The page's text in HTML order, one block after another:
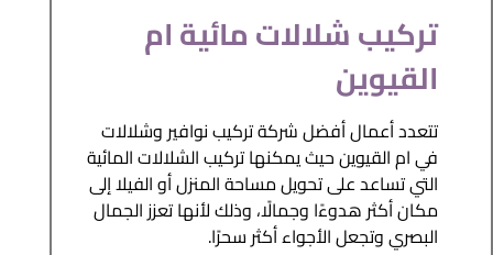
تركيب شلالات مائية ام
القيوين
تتعدد أعمال أفضل شركة تركيب نوافير وشلالات
في ام القيوين حيث يمكنها تركيب الشلالات المائية
التي تساعد على تحويل مساحة المنزل أو الفيلا إلى
مكان أكثر هدوءًا وجمالًا، وذلك لأنها تعزز الجمال
البصري وتجعل الأجواء أكثر سحرًا.